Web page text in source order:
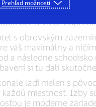
k južným hraniciam
tiež a vrelo
s obrovským
váš maximálny a
a následne schodisko
si tu dali
ladí nielen s
miestnosť. Izby
je moderne
Prehľad možností